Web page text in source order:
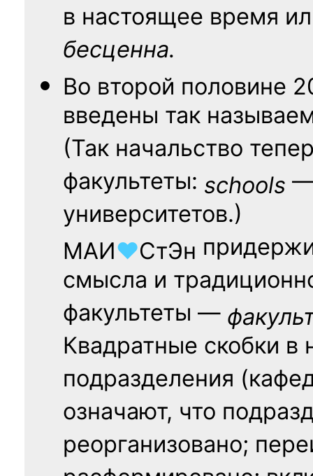
в настоящее время
бесценна.
Во второй половине
введены так
(Так начальство
факультеты: schools —
университетов.)
МАИ♥СтЭн
смысла и
факультеты —
Квадратные скобки в
подразделения
означают, что
реорганизовано;